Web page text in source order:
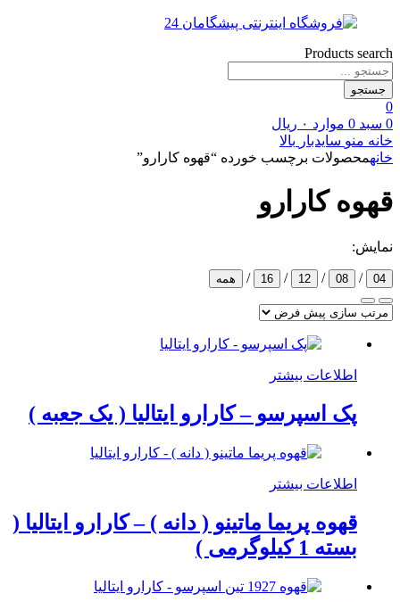
Products search
جستجو
0
0 سبد 0 موارد ۰ ریال
خانه منو سایدبار بالا
خانهمحصولات برچسب خورده “قهوه کارارو”
قهوه کارارو
نمایش:
04
/
08
/
12
/
16
/ همه
اطلاعات بیشتر
پک اسپرسو – کارارو ایتالیا ( یک جعبه )
اطلاعات بیشتر
قهوه پریما ماتینو ( دانه ) – کارارو ایتالیا (
بسته 1 کیلوگرمی )